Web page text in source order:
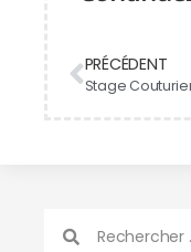
PRÉCÉDENT
Stage